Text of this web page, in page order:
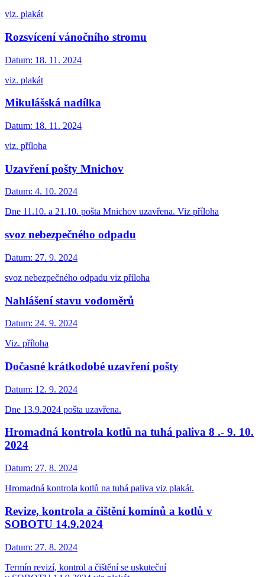
viz. plakát
Rozsvícení vánočního stromu
Datum: 18. 11. 2024
viz. plakát
Mikulášská nadílka
Datum: 18. 11. 2024
viz. příloha
Uzavření pošty Mnichov
Datum: 4. 10. 2024
Dne 11.10. a 21.10. pošta Mnichov uzavřena. Viz příloha
svoz nebezpečného odpadu
Datum: 27. 9. 2024
svoz nebezpečného odpadu viz příloha
Nahlášení stavu vodoměrů
Datum: 24. 9. 2024
Viz. příloha
Dočasné krátkodobé uzavření pošty
Datum: 12. 9. 2024
Dne 13.9.2024 pošta uzavřena.
Hromadná kontrola kotlů na tuhá paliva 8 .- 9. 10.
2024
Datum: 27. 8. 2024
Hromadná kontrola kotlů na tuhá paliva viz plakát.
Revize, kontrola a čištění komínů a kotlů v
SOBOTU 14.9.2024
Datum: 27. 8. 2024
Termín revizí, kontrol a čištění se uskuteční